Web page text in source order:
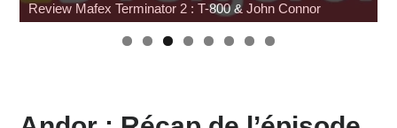
Review Mafex Terminator 2 : T-800 & John Connor